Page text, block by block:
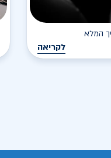
המלא
לקריאה